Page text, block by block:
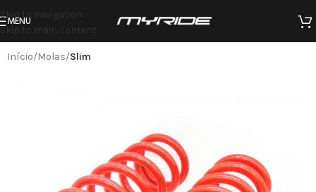
Skip to navigation
Skip to main content
MENU
Início Molas Slim